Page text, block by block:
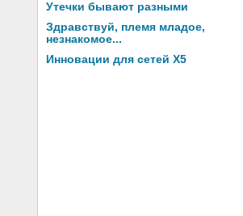
Утечки бывают разными
Здравствуй, племя младое,
незнакомое...
Инновации для сетей X5